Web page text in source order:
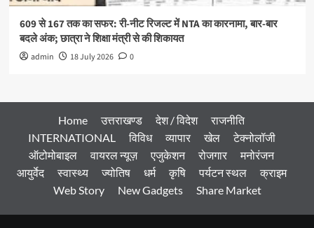
609 से 167 तक का सफर: री-नीट रिजल्ट में NTA का कारनामा, बार-बार
बदले अंक; छात्रा ने शिक्षा मंत्री से की शिकायत
admin 18 July 2026 0
Home उत्तराखण्ड देश / विदेश
राजनीति
INTERNATIONAL
विविध व्यापार खेल
टेक्नोलॉजी
ऑटोमोबाइल
वायरल न्यूज़ एजुकेशन रोजगार
मनोरंजन
आयुर्वेद
स्वास्थ्य ज्योतिष धर्म कृषि पर्यटन स्थल
क्राइम
Web Story
New Gadgets Share Market